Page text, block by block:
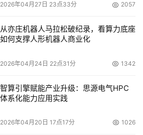
程院院士凌文在大会上致辞时表示,
超算数字经济生态,大力推进超算互
,在济南率先建成全国首个超算互联
务,有力助推算力的泛在化发展。凌文
2026年04月27日 23点33分 2057
从亦庄机器人马拉松破纪录，看算力底座
如何支撑人形机器人商业化
2026年04月24日 22点31分 1342
智算引擎赋能产业升级：思源电气HPC
体系化能力应用实践
2026年04月20日 17点17分 1026